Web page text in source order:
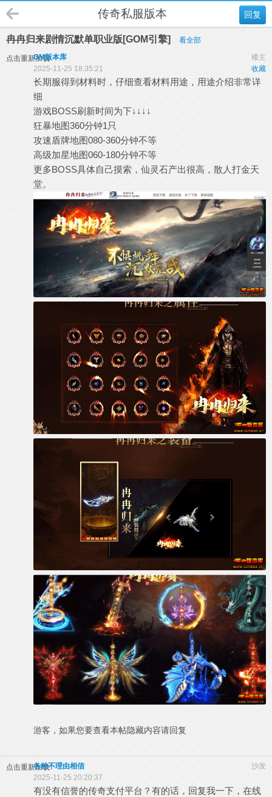
回复
传奇私服版本
冉冉归来剧情沉默单职业版[GOM引擎] 看全部
点击重新加载 楼主
GM版本库
收藏
2025-11-25 18:35:21
长期服得到材料时，仔细查看材料用途，用途介绍非常详
细
游戏BOSS刷新时间为下↓↓↓↓
狂暴地图360分钟1只
攻速盾牌地图080-360分钟不等
高级加星地图060-180分钟不等
更多BOSS具体自己摸索，仙灵石产出很高，散人打金天
堂。
游客，如果您要查看本帖隐藏内容请回复
点击重新加载 沙发
各种不理由相信
2025-11-25 20:20:37
有没有信誉的传奇支付平台？有的话，回复我一下，在线